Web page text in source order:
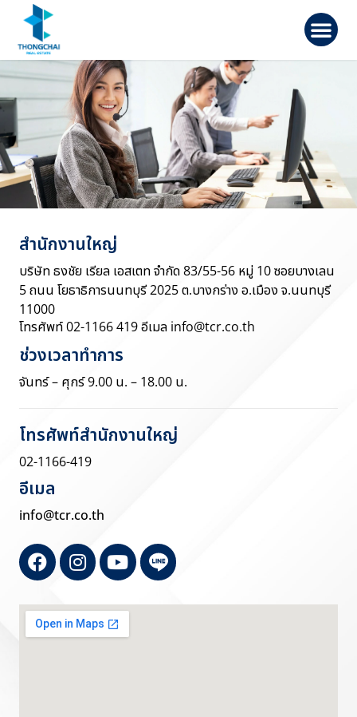
สำนักงานใหญ่
บริษัท ธงชัย เรียล เอสเตท จำกัด 83/55-56 หมู่ 10 ซอยบางเลน
5 ถนน โยธาธิการนนทบุรี 2025 ต.บางกร่าง อ.เมือง จ.นนทบุรี
11000
โทรศัพท์ 02-1166 419 อีเมล info@tcr.co.th
ช่วงเวลาทำการ
จันทร์ – ศุกร์ 9.00 น. – 18.00 น.
โทรศัพท์สำนักงานใหญ่
02-1166-419
อีเมล
info@tcr.co.th